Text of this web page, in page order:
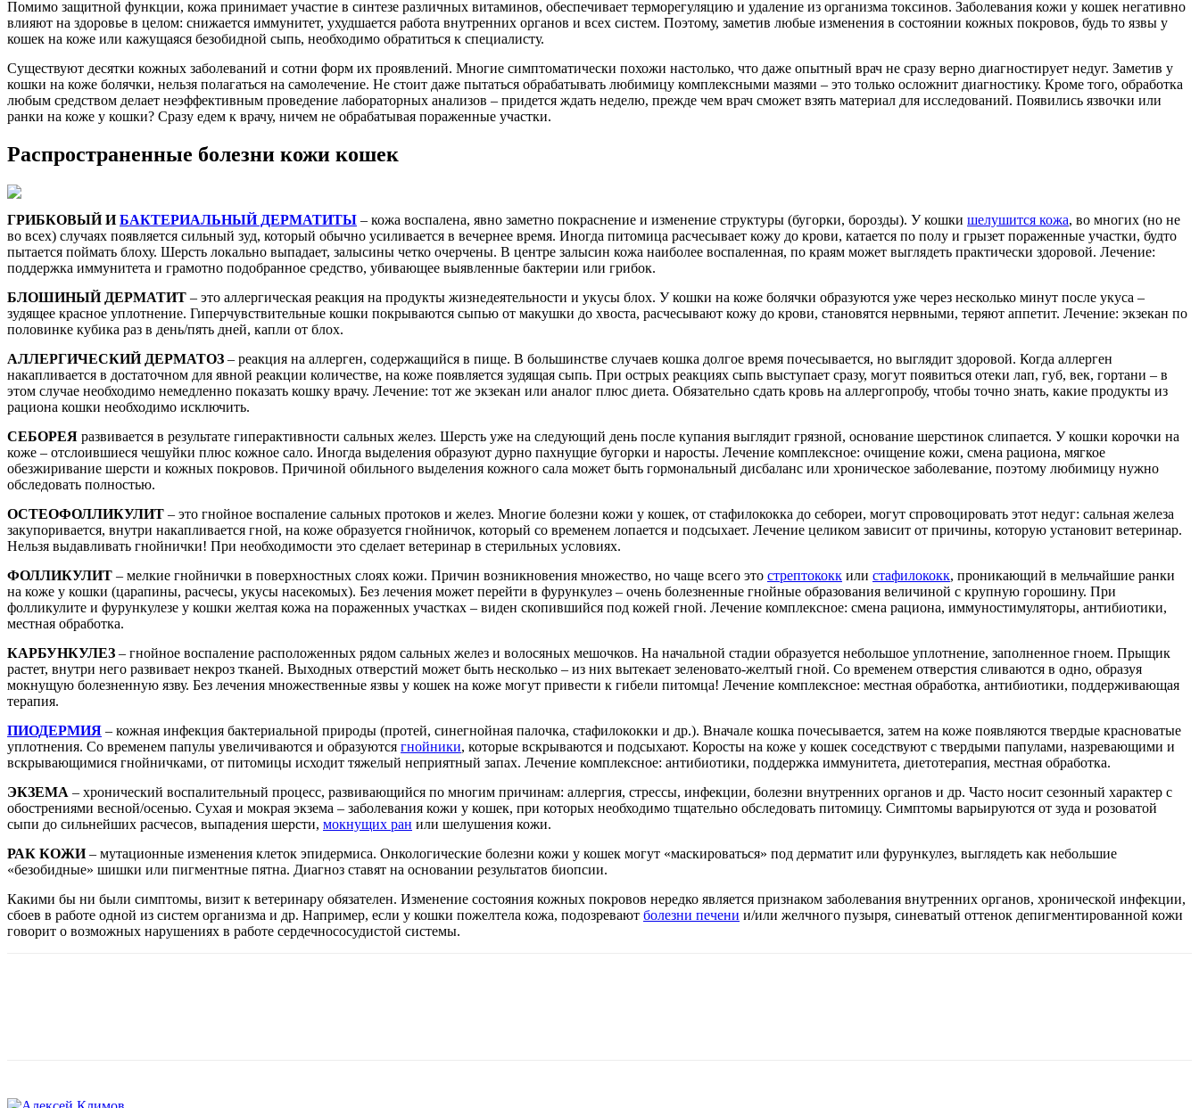
Помимо защитной функции, кожа принимает участие в синтезе различных витаминов, обеспечивает терморегуляцию и удаление из организма токсинов. Заболевания кожи у кошек негативно
влияют на здоровье в целом: снижается иммунитет, ухудшается работа внутренних органов и всех систем. Поэтому, заметив любые изменения в состоянии кожных покровов, будь то язвы у
кошек на коже или кажущаяся безобидной сыпь, необходимо обратиться к специалисту.
Существуют десятки кожных заболеваний и сотни форм их проявлений. Многие симптоматически похожи настолько, что даже опытный врач не сразу верно диагностирует недуг. Заметив у
кошки на коже болячки, нельзя полагаться на самолечение. Не стоит даже пытаться обрабатывать любимицу комплексными мазями – это только осложнит диагностику. Кроме того, обработка
любым средством делает неэффективным проведение лабораторных анализов – придется ждать неделю, прежде чем врач сможет взять материал для исследований. Появились язвочки или
ранки на коже у кошки? Сразу едем к врачу, ничем не обрабатывая пораженные участки.
Распространенные болезни кожи кошек
ГРИБКОВЫЙ ИБАКТЕРИАЛЬНЫЙ ДЕРМАТИТЫ – кожа воспалена, явно заметно покраснение и изменение структуры (бугорки, борозды). У кошки шелушится кожа, во многих (но не
во всех) случаях появляется сильный зуд, который обычно усиливается в вечернее время. Иногда питомица расчесывает кожу до крови, катается по полу и грызет пораженные участки, будто
пытается поймать блоху. Шерсть локально выпадает, залысины четко очерчены. В центре залысин кожа наиболее воспаленная, по краям может выглядеть практически здоровой. Лечение:
поддержка иммунитета и грамотно подобранное средство, убивающее выявленные бактерии или грибок.
БЛОШИНЫЙ ДЕРМАТИТ – это аллергическая реакция на продукты жизнедеятельности и укусы блох. У кошки на коже болячки образуются уже через несколько минут после укуса –
зудящее красное уплотнение. Гиперчувствительные кошки покрываются сыпью от макушки до хвоста, расчесывают кожу до крови, становятся нервными, теряют аппетит. Лечение: экзекан по
половинке кубика раз в день/пять дней, капли от блох.
АЛЛЕРГИЧЕСКИЙ ДЕРМАТОЗ – реакция на аллерген, содержащийся в пище. В большинстве случаев кошка долгое время почесывается, но выглядит здоровой. Когда аллерген
накапливается в достаточном для явной реакции количестве, на коже появляется зудящая сыпь. При острых реакциях сыпь выступает сразу, могут появиться отеки лап, губ, век, гортани – в
этом случае необходимо немедленно показать кошку врачу. Лечение: тот же экзекан или аналог плюс диета. Обязательно сдать кровь на аллергопробу, чтобы точно знать, какие продукты из
рациона кошки необходимо исключить.
СЕБОРЕЯ развивается в результате гиперактивности сальных желез. Шерсть уже на следующий день после купания выглядит грязной, основание шерстинок слипается. У кошки корочки на
коже – отслоившиеся чешуйки плюс кожное сало. Иногда выделения образуют дурно пахнущие бугорки и наросты. Лечение комплексное: очищение кожи, смена рациона, мягкое
обезжиривание шерсти и кожных покровов. Причиной обильного выделения кожного сала может быть гормональный дисбаланс или хроническое заболевание, поэтому любимицу нужно
обследовать полностью.
ОСТЕОФОЛЛИКУЛИТ – это гнойное воспаление сальных протоков и желез. Многие болезни кожи у кошек, от стафилококка до себореи, могут спровоцировать этот недуг: сальная железа
закупоривается, внутри накапливается гной, на коже образуется гнойничок, который со временем лопается и подсыхает. Лечение целиком зависит от причины, которую установит ветеринар.
Нельзя выдавливать гнойнички! При необходимости это сделает ветеринар в стерильных условиях.
ФОЛЛИКУЛИТ – мелкие гнойнички в поверхностных слоях кожи. Причин возникновения множество, но чаще всего это стрептококк или стафилококк, проникающий в мельчайшие ранки
на коже у кошки (царапины, расчесы, укусы насекомых). Без лечения может перейти в фурункулез – очень болезненные гнойные образования величиной с крупную горошину. При
фолликулите и фурункулезе у кошки желтая кожа на пораженных участках – виден скопившийся под кожей гной. Лечение комплексное: смена рациона, иммуностимуляторы, антибиотики,
местная обработка.
КАРБУНКУЛЕЗ – гнойное воспаление расположенных рядом сальных желез и волосяных мешочков. На начальной стадии образуется небольшое уплотнение, заполненное гноем. Прыщик
растет, внутри него развивает некроз тканей. Выходных отверстий может быть несколько – из них вытекает зеленовато-желтый гной. Со временем отверстия сливаются в одно, образуя
мокнущую болезненную язву. Без лечения множественные язвы у кошек на коже могут привести к гибели питомца! Лечение комплексное: местная обработка, антибиотики, поддерживающая
терапия.
ПИОДЕРМИЯ – кожная инфекция бактериальной природы (протей, синегнойная палочка, стафилококки и др.). Вначале кошка почесывается, затем на коже появляются твердые красноватые
уплотнения. Со временем папулы увеличиваются и образуются гнойники, которые вскрываются и подсыхают. Коросты на коже у кошек соседствуют с твердыми папулами, назревающими и
вскрывающимися гнойничками, от питомицы исходит тяжелый неприятный запах. Лечение комплексное: антибиотики, поддержка иммунитета, диетотерапия, местная обработка.
ЭКЗЕМА – хронический воспалительный процесс, развивающийся по многим причинам: аллергия, стрессы, инфекции, болезни внутренних органов и др. Часто носит сезонный характер с
обострениями весной/осенью. Сухая и мокрая экзема – заболевания кожи у кошек, при которых необходимо тщательно обследовать питомицу. Симптомы варьируются от зуда и розоватой
сыпи до сильнейших расчесов, выпадения шерсти, мокнущих ран или шелушения кожи.
РАК КОЖИ– мутационные изменения клеток эпидермиса. Онкологические болезни кожи у кошек могут «маскироваться» под дерматит или фурункулез, выглядеть как небольшие
«безобидные» шишки или пигментные пятна. Диагноз ставят на основании результатов биопсии.
Какими бы ни были симптомы, визит к ветеринару обязателен. Изменение состояния кожных покровов нередко является признаком заболевания внутренних органов, хронической инфекции,
сбоев в работе одной из систем организма и др. Например, если у кошки пожелтела кожа, подозревают болезни печени и/или желчного пузыря, синеватый оттенок депигментированной кожи
говорит о возможных нарушениях в работе сердечнососудистой системы.